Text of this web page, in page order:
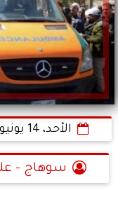
الأحد، 14 يونيو 2026
سوهاج -